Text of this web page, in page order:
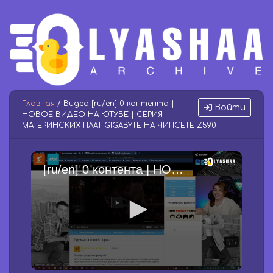
Войти
Главная / Видео [ru/en] 0 контента |
НОВОЕ ВИДЕО НА ЮТУБЕ | СЕРИЯ
МАТЕРИНСКИХ ПЛАТ GIGABYTE НА ЧИПСЕТЕ Z590
[ru/en] 0 контента | НОВОЕ ВИДЕО НА ЮТУБЕ | СЕРИЯ МАТЕРИНСКИХ ПЛАТ GIGABYTE НА ЧИПСЕТЕ Z590